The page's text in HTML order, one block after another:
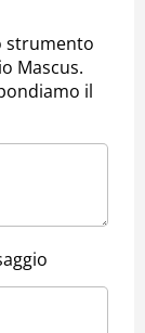
strumento
Mascus.
il